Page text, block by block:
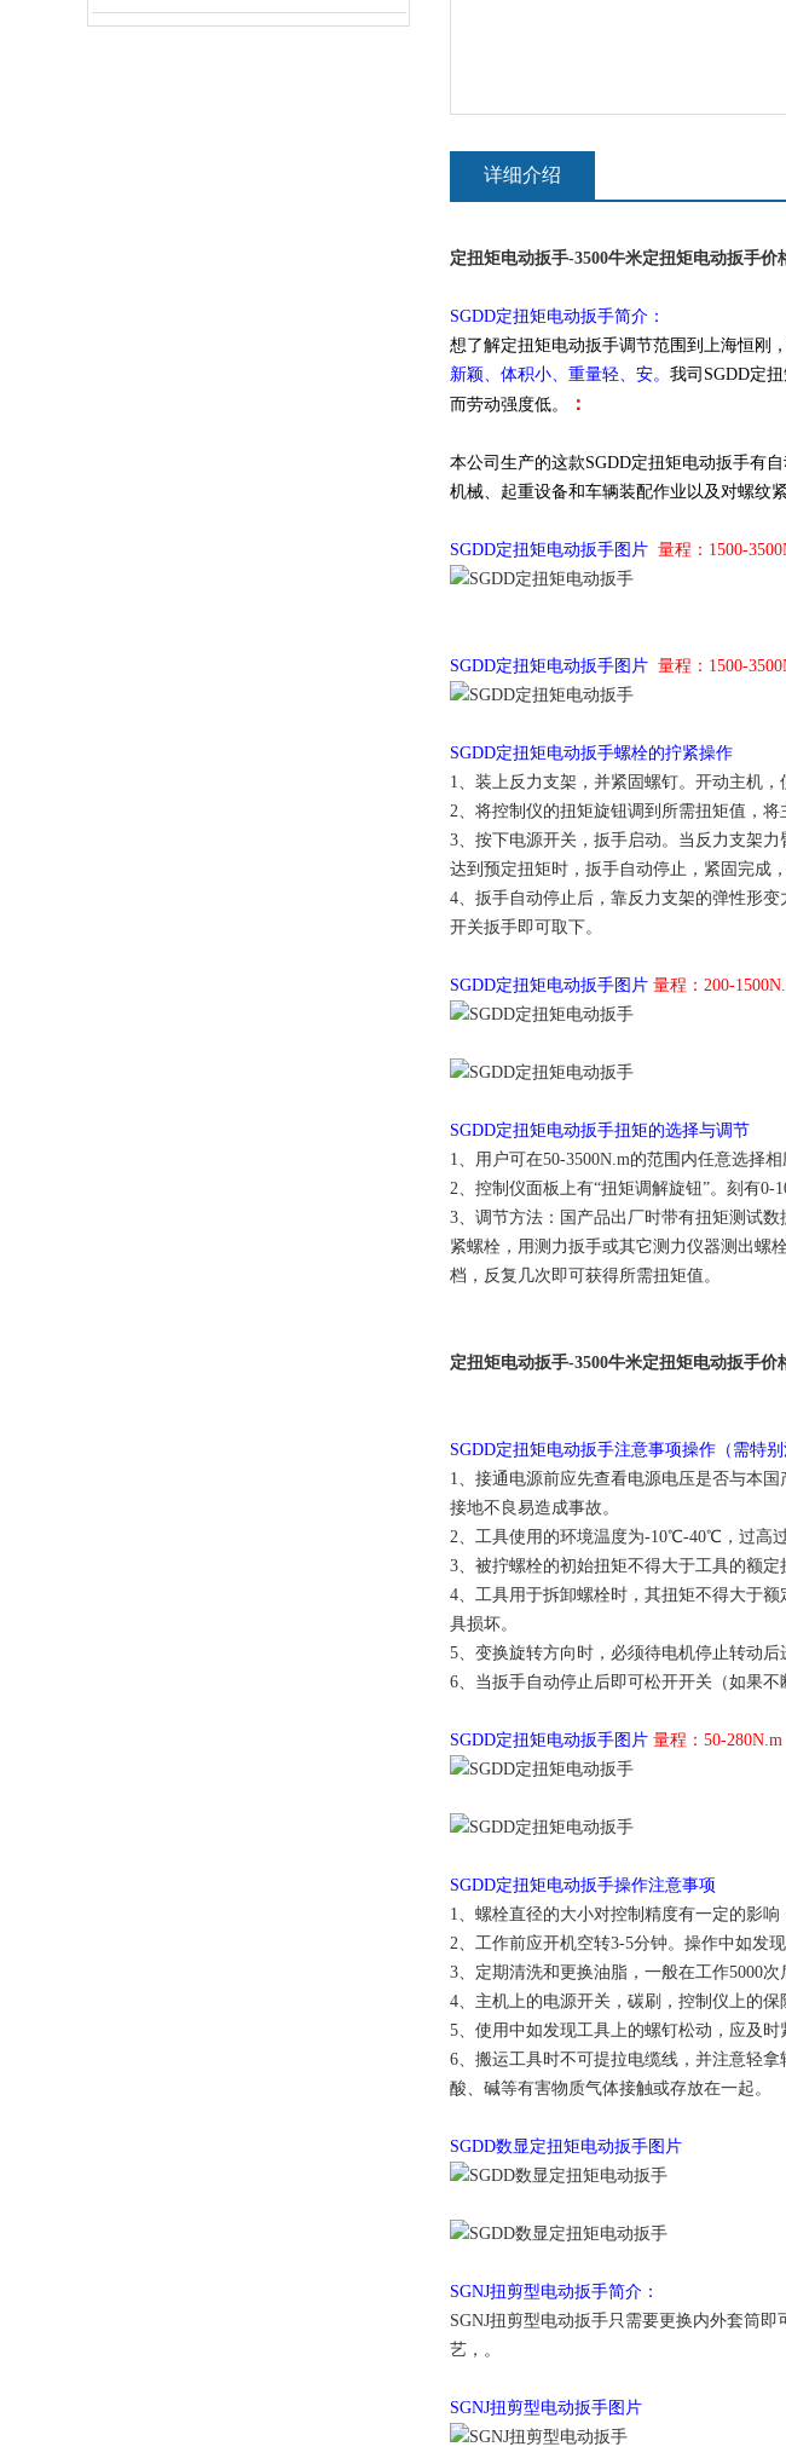
详细介绍
定扭矩电动扳手-3500牛米定扭矩电动扳手价
SGDD定扭矩电动扳手简介：
想了解定扭矩电动扳手调节范围到上海恒刚
新颖、体积小、重量轻、安。 我司SGDD定
而劳动强度低。
：
本公司生产的这款SGDD定扭矩电动扳手有
机械、起重设备和车辆装配作业以及对螺纹
SGDD定扭矩电动扳手图片 量程：1500-
SGDD定扭矩电动扳手图片 量程：1500-
SGDD定扭矩电动扳手螺栓的拧紧操作
1、装上反力支架，并紧固螺钉。开动主机
2、将控制仪的扭矩旋钮调到所需扭矩值，
3、按下电源开关，扳手启动。当反力支架
达到预定扭矩时，扳手自动停止，紧固完成
4、扳手自动停止后，靠反力支架的弹性形
开关扳手即可取下。
SGDD定扭矩电动扳手图片 量程：200-
SGDD定扭矩电动扳手扭矩的选择与调节
1、用户可在50-3500N.m的范围内任意选择
2、控制仪面板上有“扭矩调解旋钮”。刻有
3、调节方法：国产品出厂时带有扭矩测试
紧螺栓，用测力扳手或其它测力仪器测出螺
档，反复几次即可获得所需扭矩值。
定扭矩电动扳手-3500牛米定扭矩电动扳手价
SGDD定扭矩电动扳手注意事项操作（需特别
1、接通电源前应先查看电源电压是否与本
接地不良易造成事故。
2、工具使用的环境温度为-10℃-40℃，过高
3、被拧螺栓的初始扭矩不得大于工具的额定
4、工具用于拆卸螺栓时，其扭矩不得大于
具损坏。
5、变换旋转方向时，必须待电机停止转动后
6、当扳手自动停止后即可松开开关（如果
SGDD定扭矩电动扳手图片 量程：50-280N.m
SGDD定扭矩电动扳手操作注意事项
1、螺栓直径的大小对控制精度有一定的影
2、工作前应开机空转3-5分钟。操作中如发
3、定期清洗和更换油脂，一般在工作5000
4、主机上的电源开关，碳刷，控制仪上的
5、使用中如发现工具上的螺钉松动，应及时
6、搬运工具时不可提拉电缆线，并注意轻
酸、碱等有害物质气体接触或存放在一起。
SGDD数显定扭矩电动扳手图片
SGNJ扭剪型电动扳手简介：
SGNJ扭剪型电动扳手只需要更换内外套筒
艺，。
SGNJ扭剪型电动扳手图片